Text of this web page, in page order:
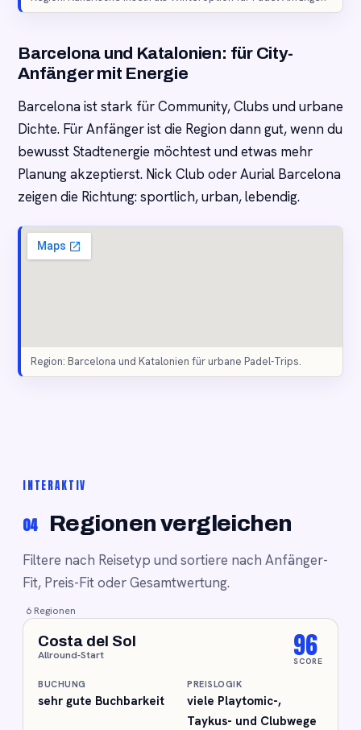
Barcelona und Katalonien: für City-
Anfänger mit Energie
Barcelona ist stark für Community, Clubs und urbane
Dichte. Für Anfänger ist die Region dann gut, wenn du
bewusst Stadtenergie möchtest und etwas mehr
Planung akzeptierst. Nick Club oder Aurial Barcelona
zeigen die Richtung: sportlich, urban, lebendig.
Region: Barcelona und Katalonien für urbane Padel-Trips.
INTERAKTIV
04 Regionen vergleichen
Filtere nach Reisetyp und sortiere nach Anfänger-
Fit, Preis-Fit oder Gesamtwertung.
6 Regionen
Costa del Sol
Allround-Start 96
SCORE
BUCHUNG
sehr gute Buchbarkeit
PREISLOGIK
viele Playtomic-,
Taykus- und Clubwege